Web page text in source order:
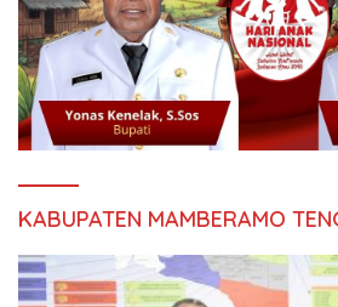
KABUPATEN MAMBERAMO